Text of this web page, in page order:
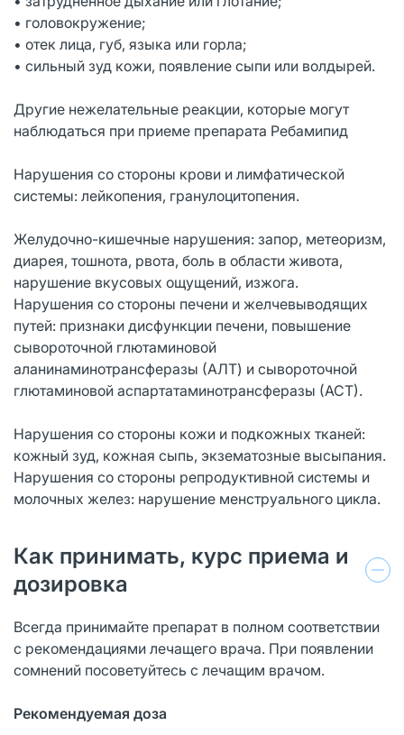
• головокружение;
• отек лица, губ, языка или горла;
• сильный зуд кожи, появление сыпи или волдырей.
Другие нежелательные реакции, которые могут
наблюдаться при приеме препарата Ребамипид
Нарушения со стороны крови и лимфатической
системы: лейкопения, гранулоцитопения.
Желудочно-кишечные нарушения: запор, метеоризм,
диарея, тошнота, рвота, боль в области живота,
нарушение вкусовых ощущений, изжога.
Нарушения со стороны печени и желчевыводящих
путей: признаки дисфункции печени, повышение
сывороточной глютаминовой
аланинаминотрансферазы (АЛТ) и сывороточной
глютаминовой аспартатаминотрансферазы (АСТ).
Нарушения со стороны кожи и подкожных тканей:
кожный зуд, кожная сыпь, экзематозные высыпания.
Нарушения со стороны репродуктивной системы и
молочных желез: нарушение менструального цикла.
Как принимать, курс приема и
дозировка
Всегда принимайте препарат в полном соответствии
с рекомендациями лечащего врача. При появлении
сомнений посоветуйтесь с лечащим врачом.
Рекомендуемая доза